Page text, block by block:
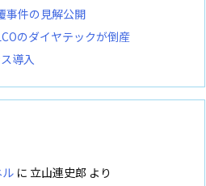
事件の見解公開
のダイヤテックが倒産
導入
に 立山連史郎 より